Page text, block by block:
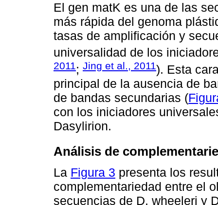
El gen matK es una de las
más rápida del genoma
tasas de amplificación y
universalidad de los
2011 ; Jing et al., 2011). Esta
principal de la ausencia de
de bandas secundarias (
con los iniciadores
Dasylirion.
Análisis de
La Figura 3 presenta los
complementariedad entre el
secuencias de D. wheeleri y